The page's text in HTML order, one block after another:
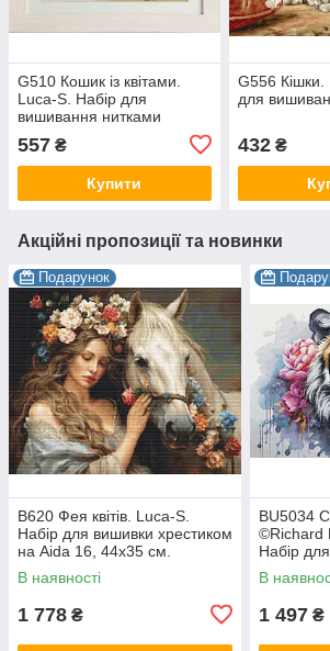
G510 Кошик із квітами.
Luca-S. Набір для
вишивання нитками
557 ₴
Купити
G556 Кішки.
для
432₴
Акційні пропозиції та новинки
Подарунок
B620 Фея квітів. Luca-S.
Набір для вишивки хрестиком
на Aida 16, 44х35 см.
В наявності
1 778 ₴
BU5034
©Richard
Набір
В
1 497 ₴